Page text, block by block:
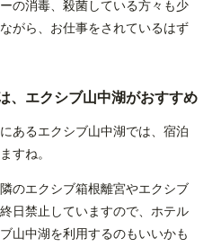
の消毒、殺菌している方々も少
がら、お仕事をされているはず
、エクシブ山中湖がおすすめ
あるエクシブ山中湖では、宿泊
すね。
のエクシブ箱根離宮やエクシブ
日禁止していますので、ホテル
山中湖を利用するのもいいかも